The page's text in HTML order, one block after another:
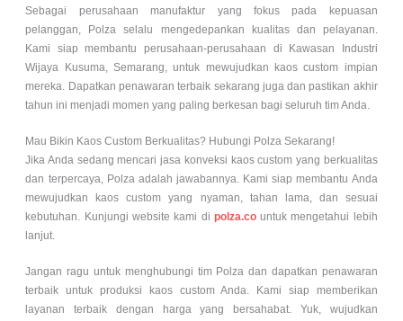
Sebagai perusahaan manufaktur yang fokus pada kepuasan
pelanggan, Polza selalu mengedepankan kualitas dan pelayanan.
Kami siap membantu perusahaan-perusahaan di Kawasan Industri
Wijaya Kusuma, Semarang, untuk mewujudkan kaos custom impian
mereka. Dapatkan penawaran terbaik sekarang juga dan pastikan akhir
tahun ini menjadi momen yang paling berkesan bagi seluruh tim Anda.
Mau Bikin Kaos Custom Berkualitas? Hubungi Polza Sekarang!
Jika Anda sedang mencari jasa konveksi kaos custom yang berkualitas
dan terpercaya, Polza adalah jawabannya. Kami siap membantu Anda
mewujudkan kaos custom yang nyaman, tahan lama, dan sesuai
kebutuhan. Kunjungi website kami di polza.co untuk mengetahui lebih
lanjut.
Jangan ragu untuk menghubungi tim Polza dan dapatkan penawaran
terbaik untuk produksi kaos custom Anda. Kami siap memberikan
layanan terbaik dengan harga yang bersahabat. Yuk, wujudkan